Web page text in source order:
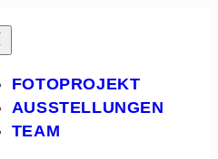
FOTOPROJEKT
AUSSTELLUNGEN
TEAM